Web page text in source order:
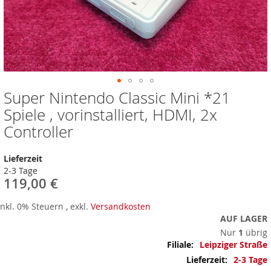
Super Nintendo Classic Mini *21
Spiele , vorinstalliert, HDMI, 2x
Controller
Lieferzeit
2-3 Tage
119,00 €
0% Steuern , exkl. Versandkosten
AUF LAGER
Nur 1 übrig
Mehr
Informationen
Leipziger Straße
2-3 Tage
Zum
Anfang
der
Bildergalerie